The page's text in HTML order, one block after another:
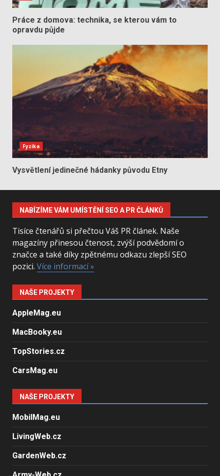
Práce z domova: technika, se kterou vám to
opravdu půjde
Fyzika
Vysvětlení jedinečné hádanky původu Etny
NABÍZÍME VÁM UMÍSTĚNÍ SEO A PR ČLÁNKŮ
Tisíce čtenářů si přečtou Váš PR článek. Naše
magazíny přinesou čtenost, zvýší podvědomí o
značce a také díky zpětnému odkazu zlepší SEO
pozici. Více informací »
NAŠE PROJEKTY
AppleMag.eu
MacBooky.eu
TopStories.cz
CarsMag.eu
NAŠE PROJEKTY
MobilMag.eu
LivingWeb.cz
GardenWeb.cz